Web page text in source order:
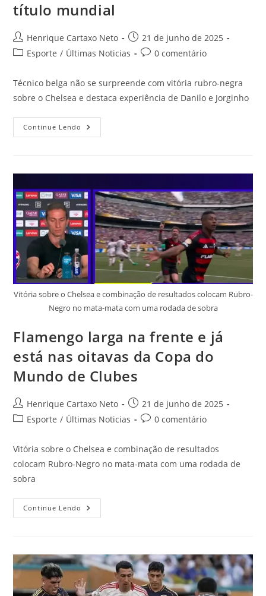
título mundial
Henrique Cartaxo Neto
21 de junho de 2025
Esporte / Últimas Noticias 0 comentário
Técnico belga não se surpreende com vitória rubro-negra
sobre o Chelsea e destaca experiência de Danilo e Jorginho
Continue Lendo
Vitória sobre o Chelsea e combinação de resultados colocam Rubro-
Negro no mata-mata com uma rodada de sobra
Flamengo larga na frente e já
está nas oitavas da Copa do
Mundo de Clubes
Henrique Cartaxo Neto
21 de junho de 2025
Esporte / Últimas Noticias 0 comentário
Vitória sobre o Chelsea e combinação de resultados
colocam Rubro-Negro no mata-mata com uma rodada de
sobra
Continue Lendo